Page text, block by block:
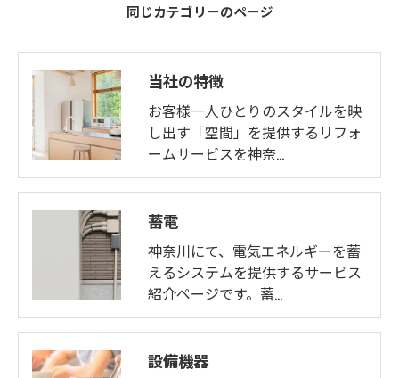
同じカテゴリーのページ
当社の特徴
お客様一人ひとりのスタイルを映
し出す「空間」を提供するリフォ
ームサービスを神奈…
蓄電
神奈川にて、電気エネルギーを蓄
えるシステムを提供するサービス
紹介ページです。蓄…
設備機器